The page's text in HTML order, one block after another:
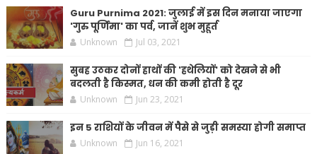
Guru Purnima 2021: जुलाई में इस दिन मनाया जाएगा
'गुरु पूर्णिमा' का पर्व, जानें शुभ मुहूर्त
Unknown Jul 03, 2021
सुबह उठकर दोनों हाथों की 'हथेलियों' को देखने से भी
बदलती है किस्मत, धन की कमी होती है दूर
Unknown Jun 23, 2021
इन 5 राशियों के जीवन में पैसे से जुड़ी समस्या होगी समाप्त
Unknown Jun 16, 2021